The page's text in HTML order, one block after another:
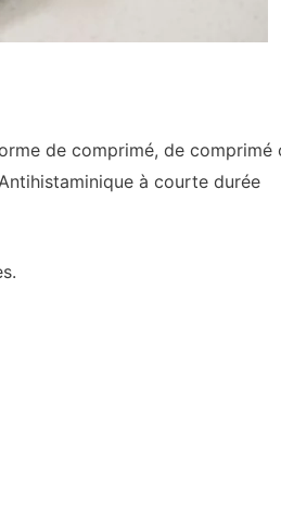
de comprimé, de comprimé
à courte durée